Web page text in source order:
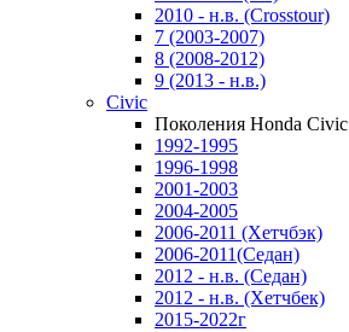
2010 - н.в. (Crosstour)
7 (2003-2007)
8 (2008-2012)
9 (2013 - н.в.)
Civic
Поколения Honda Civic
1992-1995
1996-1998
2001-2003
2004-2005
2006-2011 (Хетчбэк)
2006-2011(Седан)
2012 - н.в. (Седан)
2012 - н.в. (Хетчбек)
2015-2022г